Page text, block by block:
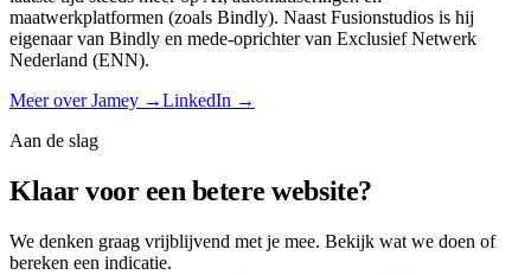
maatwerkplatformen (zoals Bindly). Naast Fusionstudios is hij
eigenaar van Bindly en mede-oprichter van Exclusief Netwerk
Nederland (ENN).
Meer over Jamey →LinkedIn →
Aan de slag
Klaar voor een betere website?
We denken graag vrijblijvend met je mee. Bekijk wat we doen of
bereken een indicatie.